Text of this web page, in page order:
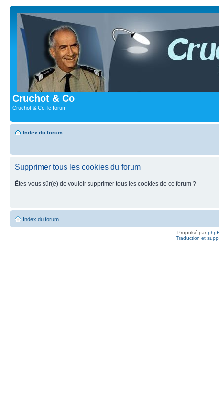
Cruchot & Co
Cruchot & Co, le forum
Index du forum
Supprimer tous les cookies du forum
Êtes-vous sûr(e) de vouloir supprimer tous les cookies de ce forum ?
Index du forum
Propulsé par
Traduction et